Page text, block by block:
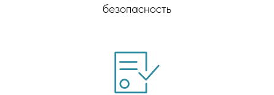
безопасность